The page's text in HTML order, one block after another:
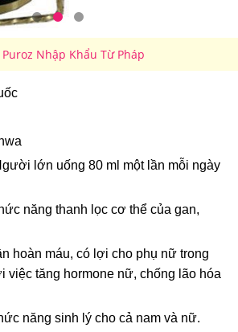
Nhập Khẩu Từ Pháp
lớn uống 80 ml một lần mỗi ngày
năng thanh lọc cơ thể của gan,
hoàn máu, có lợi cho phụ nữ trong
việc tăng hormone nữ, chống lão hóa
năng sinh lý cho cả nam và nữ.